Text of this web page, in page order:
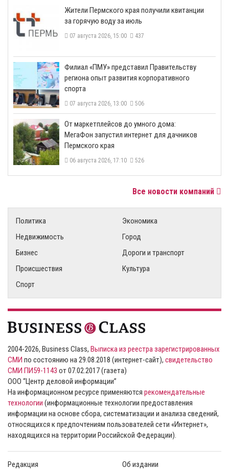
​Жители Пермского края получили квитанции
за горячую воду за июль
07 августа 2026, 15:00 437
​Филиал «ПМУ» представил Правительству
региона опыт развития корпоративного
спорта
07 августа 2026, 13:00 506
От маркетплейсов до умного дома:
МегаФон запустил интернет для дачников
Пермского края
06 августа 2026, 17:10 526
Все новости компаний
Политика
Экономика
Недвижимость
Город
Бизнес
Дороги и транспорт
Происшествия
Культура
Спорт
2004-2026, Business Class, Выписка из реестра зарегистрированных
СМИ по состоянию на 29.08.2018 (интернет-сайт), свидетельство
СМИ ПИ59-1143 от 07.02.2017 (газета)
ООО “Центр деловой информации”
На информационном ресурсе применяются рекомендательные
технологии (информационные технологии предоставления
информации на основе сбора, систематизации и анализа сведений,
относящихся к предпочтениям пользователей сети «Интернет»,
находящихся на территории Российской Федерации).
Редакция Об издании